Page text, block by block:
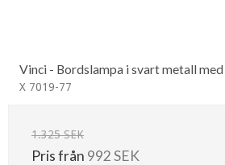
Vinci - Bordslampa i svart metall
X 7019-77
1.325 SEK
Pris från 992 SEK